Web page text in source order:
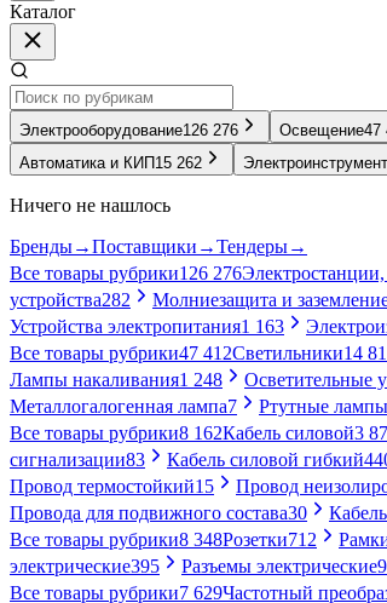
Каталог
Электрооборудование126 276 Освещение47
Автоматика и КИП 15 262 Электроинструмент
Ничего не нашлось
Бренды→Поставщики →Тендеры→
Все товары рубрики126 276
устройства282 Молниезащита и
Устройства электропитания1 163
Все товары рубрики47 412Светильники14
Лампы накаливания1 248 Осветительные
Металлогалогенная лампа7 Ртутные лампы
Все товары рубрики8 162Кабель силовой3
сигнализации83 Кабель силовой гибкий
Провод термостойкий15 Провод
Провода для подвижного состава30
Все товары рубрики8 348Розетки712
электрические395 Разъемы электрические
Все товары рубрики7 629Частотный